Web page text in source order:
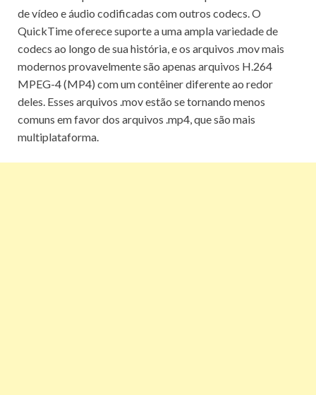
de vídeo e áudio codificadas com outros codecs.O
QuickTime oferece suporte a uma ampla variedade de
codecs ao longo de sua história, e os arquivos .mov mais
modernos provavelmente são apenas arquivos H.264
MPEG-4 (MP4) com um contêiner diferente ao redor
deles. Esses arquivos .mov estão se tornando menos
comuns em favor dos arquivos .mp4, que são mais
multiplataforma.